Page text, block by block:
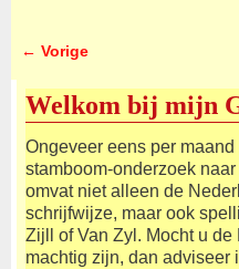
← Vorige
Welkom bij mijn
Ongeveer eens per
stamboom-onderzoek
omvat niet alleen de
schrijfwijze, maar ook
Zijll of Van Zyl. Mocht u
machtig zijn, dan adviseer